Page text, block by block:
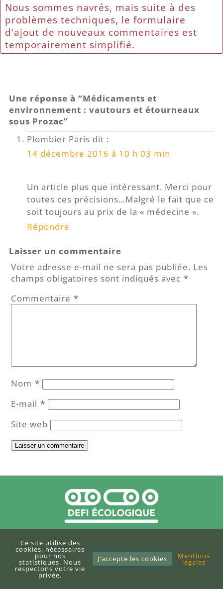
Nous sommes navrés, mais suite à des
problèmes techniques, le formulaire
d'ajout de nouveaux commentaires est
temporairement simplifié.
Une réponse à “Médicaments et
environnement : vautours et étourneaux
sous Prozac”
Plombier Paris dit :
14 décembre 2016 à 10 h 03 min
Un article plus que intéressant. Merci pour
toutes ces précisions…Malgré le fait que ce
soit toujours au prix de la « médecine ».
Répondre
Laisser un commentaire
Votre adresse e-mail ne sera pas publiée. Les
champs obligatoires sont indiqués avec *
Commentaire *
Nom *
E-mail *
Site web
Site officiel
Contact
Ce site utilise des
cookies, nécessaires
pour nos
statistiques. Nous
respectons votre vie
privée.
J'accepte les cookies Mentions
légales